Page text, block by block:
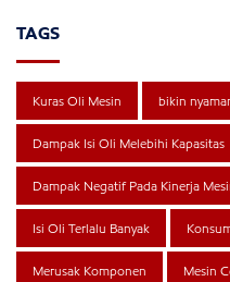
TAGS
Kuras Oli Mesin bikin
Dampak Isi Oli Melebihi Kapasitas
Dampak Negatif Pada Kinerja
Isi Oli Terlalu Banyak
Merusak Komponen Mesin